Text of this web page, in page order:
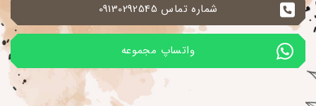
شماره تماس 09130292545
واتساپ مجموعه